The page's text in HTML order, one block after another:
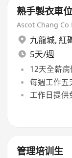
熟手製衣車
Ascot Chang Co
九龍城, 紅
5天/週
12天全薪病
每週工作五
工作日提供
管理培训生